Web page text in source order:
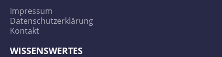
Impressum
Datenschutzerklärung
Kontakt
WISSENSWERTES